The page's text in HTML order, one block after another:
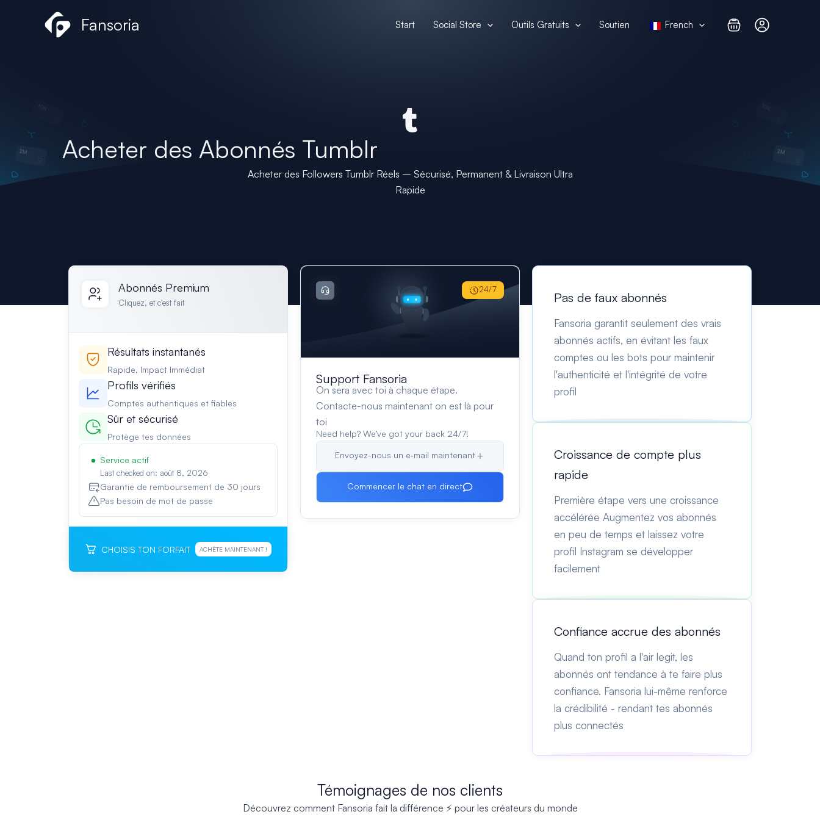
Fansoria Start Social Store Outils Gratuits Soutien French
Acheter des Abonnés Tumblr
Acheter des Followers Tumblr Réels – Sécurisé, Permanent & Livraison Ultra
Rapide
Abonnés Premium
Cliquez, et c'est fait
Résultats instantanés
Rapide, Impact Immédiat
Profils vérifiés
Comptes authentiques et fiables
Sûr et sécurisé
Protège tes données
Service actif
Last checked on: août 8, 2026
Garantie de remboursement de 30 jours
Pas besoin de mot de passe
CHOISIS TON FORFAIT ACHÈTE MAINTENANT !
Support Fansoria
On sera avec toi à chaque étape.
Contacte-nous maintenant on est là pour
toi
Need help? We’ve got your back 24/7!
Envoyez-nous un e‑mail maintenant
Commencer le chat en direct
24/7
Pas de faux abonnés
Fansoria garantit seulement des vrais
abonnés actifs, en évitant les faux
comptes ou les bots pour maintenir
l'authenticité et l'intégrité de votre
profil
Croissance de compte plus
rapide
Première étape vers une croissance
accélérée Augmentez vos abonnés
en peu de temps et laissez votre
profil Instagram se développer
facilement
Confiance accrue des abonnés
Quand ton profil a l'air legit, les
abonnés ont tendance à te faire plus
confiance. Fansoria lui-même renforce
la crédibilité - rendant tes abonnés
plus connectés
Témoignages de nos clients
Découvrez comment Fansoria fait la différence ⚡ pour les créateurs du monde